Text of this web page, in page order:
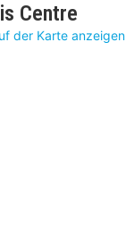
Centre
Nacht
der Karte anzeigen